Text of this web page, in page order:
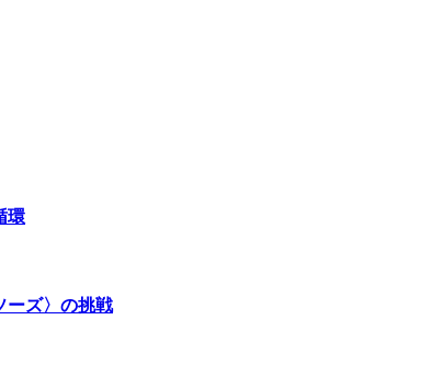
環
ーズ〉の挑戦